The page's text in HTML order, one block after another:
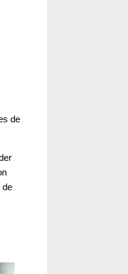
de
de